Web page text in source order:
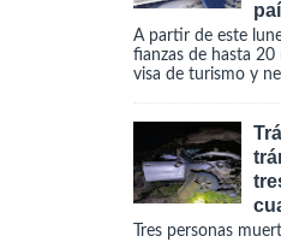
A partir de este
fianzas de hasta
visa de turismo y
Tres personas